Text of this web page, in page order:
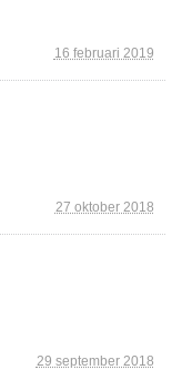
16 februari 2019
27 oktober 2018
29 september 2018